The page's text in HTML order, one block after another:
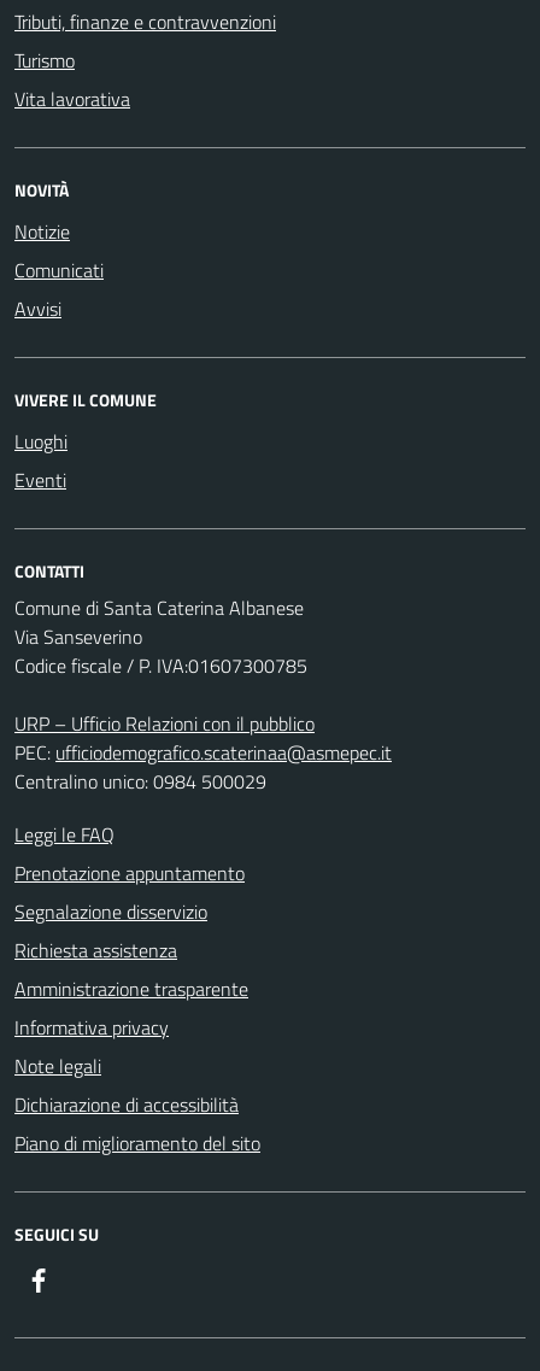
Tributi, finanze e contravvenzioni
Turismo
Vita lavorativa
NOVITÀ
Notizie
Comunicati
Avvisi
VIVERE IL COMUNE
Luoghi
Eventi
CONTATTI
Comune di Santa Caterina Albanese
Via Sanseverino
Codice fiscale / P. IVA:01607300785
URP – Ufficio Relazioni con il pubblico
PEC: ufficiodemografico.scaterinaa@asmepec.it
Centralino unico: 0984 500029
Leggi le FAQ
Prenotazione appuntamento
Segnalazione disservizio
Richiesta assistenza
Amministrazione trasparente
Informativa privacy
Note legali
Dichiarazione di accessibilità
Piano di miglioramento del sito
SEGUICI SU